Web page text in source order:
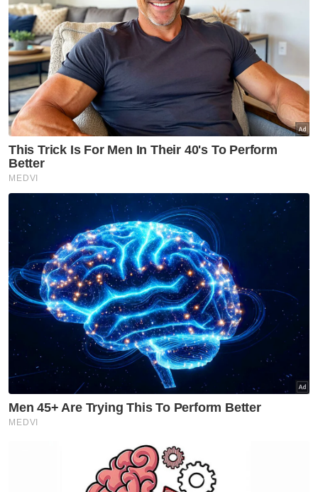
Guna Logo
Tema Sambutan Sama
Artikel Disyorkan
Nasional
Isu zakat TH perlu difahami
dalam konteks syariah - Mufti
Pahang
Nasional
MGB sempurnakan majlis 'roof
topping' Pangsapuri Saujana
Indah
Nasional
90 peratus pelajar UniMAIWP
ditawarkan bantuan am
pelajaran sehingga RM10,000
setahun
Ahmad Maslan ‘bersilat’ di kafe
Karangkraf, jamu NGAM petai
selambak